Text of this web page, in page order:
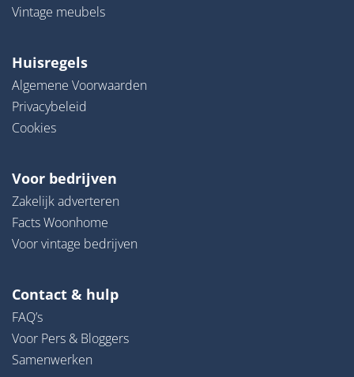
Vintage meubels
Huisregels
Algemene Voorwaarden
Privacybeleid
Cookies
Voor bedrijven
Zakelijk adverteren
Facts Woonhome
Voor vintage bedrijven
Contact & hulp
FAQ’s
Voor Pers & Bloggers
Samenwerken